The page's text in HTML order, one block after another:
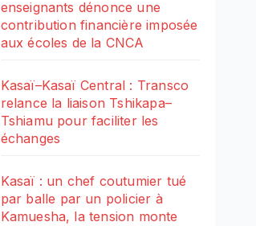
enseignants dénonce une
contribution financière imposée
aux écoles de la CNCA
Kasaï–Kasaï Central : Transco
relance la liaison Tshikapa–
Tshiamu pour faciliter les
échanges
Kasaï : un chef coutumier tué
par balle par un policier à
Kamuesha, la tension monte